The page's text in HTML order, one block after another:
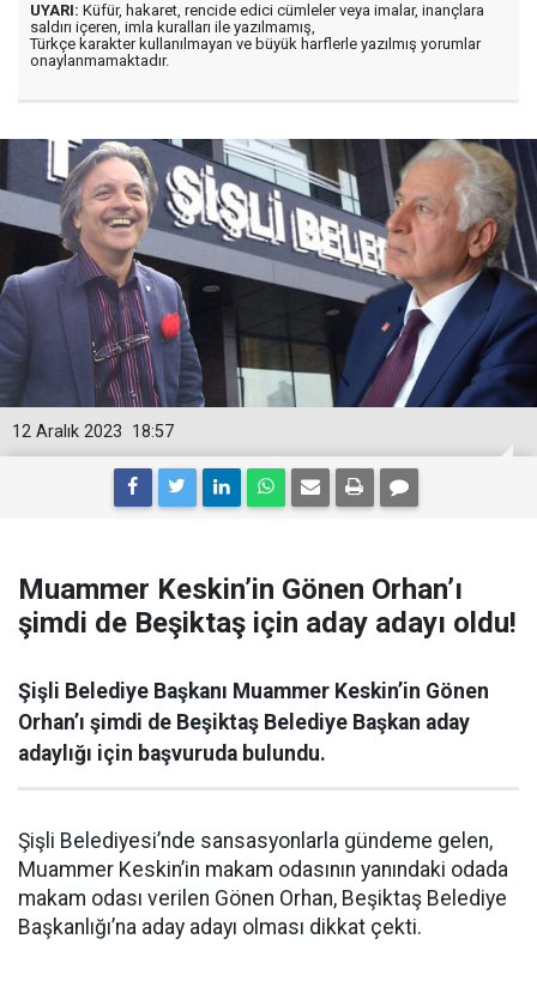
UYARI: Küfür, hakaret, rencide edici cümleler veya imalar, inançlara
saldırı içeren, imla kuralları ile yazılmamış,
Türkçe karakter kullanılmayan ve büyük harflerle yazılmış yorumlar
onaylanmamaktadır.
18:57
12 Aralık 2023
Muammer Keskin’in Gönen Orhan’ı
şimdi de Beşiktaş için aday adayı oldu!
Şişli Belediye Başkanı Muammer Keskin’in Gönen
Orhan’ı şimdi de Beşiktaş Belediye Başkan aday
adaylığı için başvuruda bulundu.
Şişli Belediyesi’nde sansasyonlarla gündeme gelen,
Muammer Keskin’in makam odasının yanındaki odada
makam odası verilen Gönen Orhan, Beşiktaş Belediye
Başkanlığı’na aday adayı olması dikkat çekti.